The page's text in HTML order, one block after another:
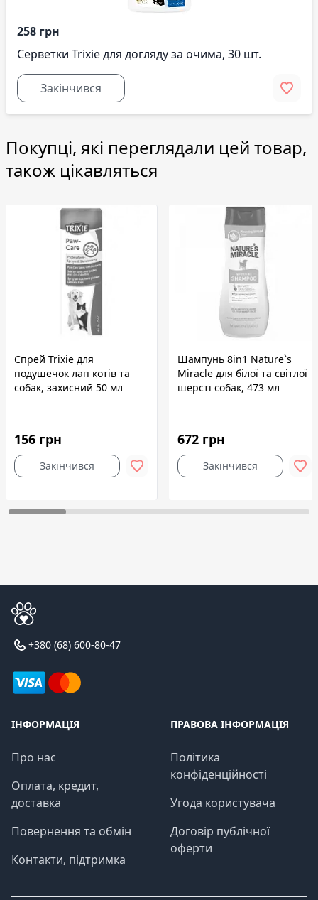
258 грн
Серветки Trixie для догляду за очима, 30 шт.
Закінчився
Покупці, які переглядали цей товар,
також цікавляться
Спрей Trixie для
подушечок лап котів та
собак, захисний 50 мл
156 грн
Закінчився
Шампунь 8in1 Nature`s
Miracle для білої та світлої
шерсті собак, 473 мл
672 грн
Закінчився
+380 (68) 600-80-47
ІНФОРМАЦІЯ
Про нас
Оплата, кредит,
доставка
Повернення та обмін
Контакти, підтримка
ПРАВОВА ІНФОРМАЦІЯ
Політика
конфіденційності
Угода користувача
Договір публічної
оферти